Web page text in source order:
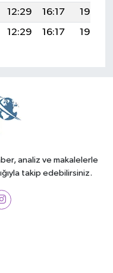
12:29 16:17
19:28
12:29 16:17 19:27
analiz ve makalelerle
takip edebilirsiniz.